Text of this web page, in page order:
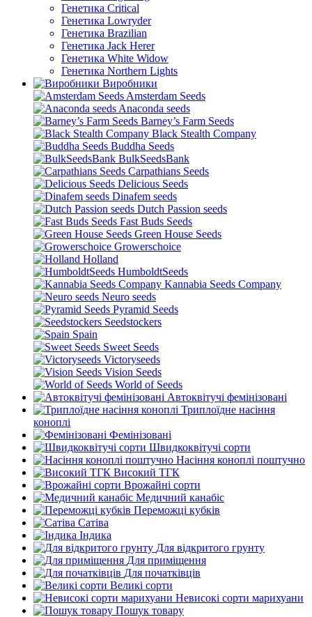
Генетика Critical
Генетика Lowryder
Генетика Brazilian
Генетика Jack Herer
Генетика White Widow
Генетика Northern Lights
Виробники
Amsterdam Seeds
Anaconda seeds
Barney’s Farm Seeds
Black Stealth Company
Buddha Seeds
BulkSeedsBank
Carpathians Seeds
Delicious Seeds
Dinafem seeds
Dutch Passion seeds
Fast Buds Seeds
Green House Seeds
Growerschoice
Holland
HumboldtSeeds
Kannabia Seeds Company
Neuro seeds
Pyramid Seeds
Seedstockers
Spain
Sweet Seeds
Victoryseeds
Vision Seeds
World of Seeds
Автоквітучі фемінізовані
Триплоїдне насіння
коноплі
Фемінізовані
Швидкоквітучі сорти
Насіння коноплі поштучно
Високий ТГК
Врожайні сорти
Медичний канабіс
Переможці кубків
Сатіва
Індика
Для відкритого грунту
Для приміщення
Для початківців
Великі сорти
Невисокі сорти марихуани
Пошук товару